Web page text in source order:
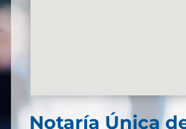
Notaría Única